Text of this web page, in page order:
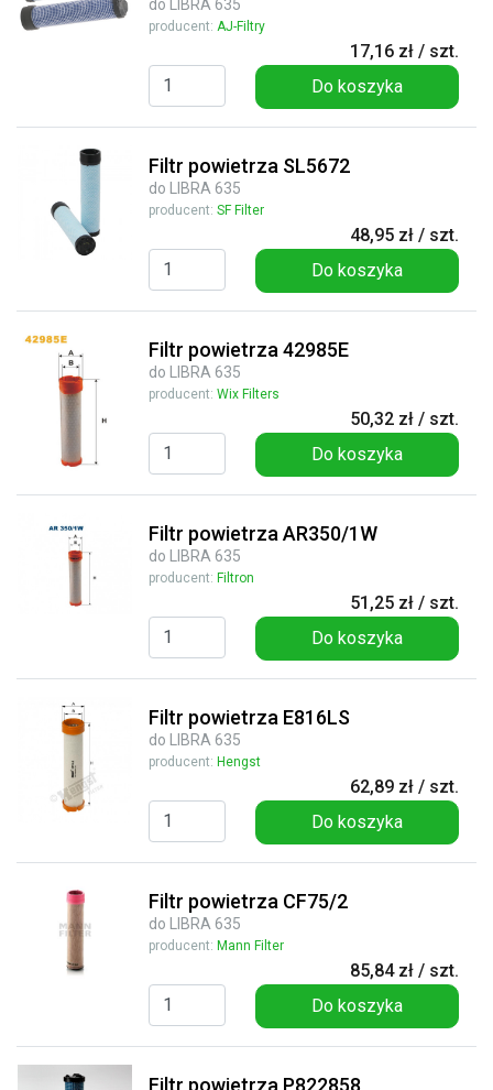
do LIBRA 635
producent: AJ-Filtry
17,16 zł / szt.
Do koszyka
Filtr powietrza SL5672
do LIBRA 635
producent: SF Filter
48,95 zł / szt.
Do koszyka
Filtr powietrza 42985E
do LIBRA 635
producent: Wix Filters
50,32 zł / szt.
Do koszyka
Filtr powietrza AR350/1W
do LIBRA 635
producent: Filtron
51,25 zł / szt.
Do koszyka
Filtr powietrza E816LS
do LIBRA 635
producent: Hengst
62,89 zł / szt.
Do koszyka
Filtr powietrza CF75/2
do LIBRA 635
producent: Mann Filter
85,84 zł / szt.
Do koszyka
Filtr powietrza P822858